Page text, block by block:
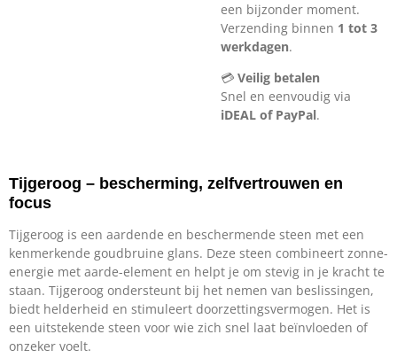
een bijzonder moment.
Verzending binnen 1 tot 3
werkdagen.
💳 Veilig betalen
Snel en eenvoudig via
iDEAL of PayPal.
Tijgeroog – bescherming, zelfvertrouwen en
focus
Tijgeroog is een aardende en beschermende steen met een
kenmerkende goudbruine glans. Deze steen combineert zonne-
energie met aarde-element en helpt je om stevig in je kracht te
staan. Tijgeroog ondersteunt bij het nemen van beslissingen,
biedt helderheid en stimuleert doorzettingsvermogen. Het is
een uitstekende steen voor wie zich snel laat beïnvloeden of
onzeker voelt.